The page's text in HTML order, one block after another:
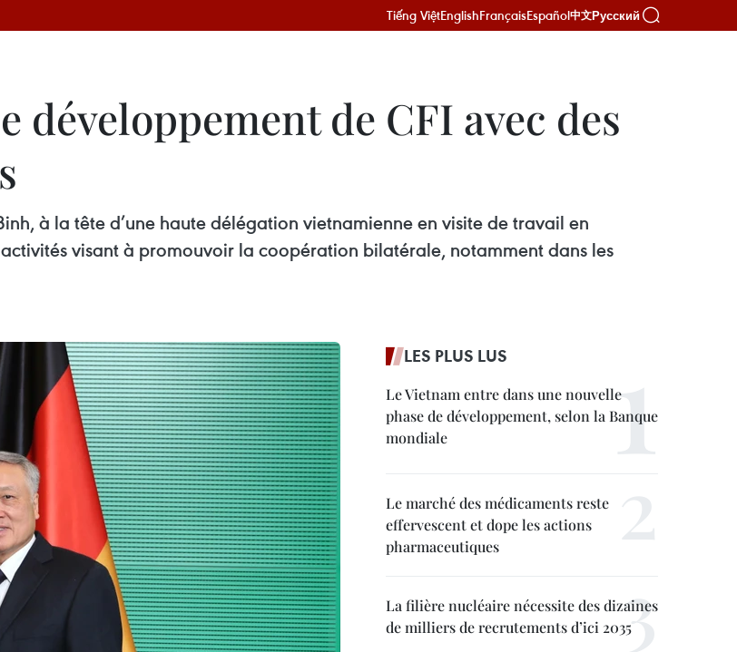
Tiếng ViệtEnglishFrançaisEspañol中文Русский
développement de CFI avec des
à la tête d’une haute délégation vietnamienne en visite de travail en
visant à promouvoir la coopération bilatérale, notamment dans les
LES PLUS LUS
Le Vietnam entre dans une nouvelle
phase de développement, selon la Banque
mondiale
Le marché des médicaments reste
effervescent et dope les actions
pharmaceutiques
La filière nucléaire nécessite des dizaines
de milliers de recrutements d’ici 2035